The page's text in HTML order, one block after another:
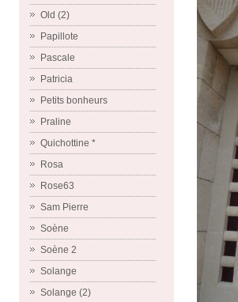
Old (2)
Papillote
Pascale
Patricia
Petits bonheurs
Praline
Quichottine *
Rosa
Rose63
Sam Pierre
Soène
Soène 2
Solange
Solange (2)